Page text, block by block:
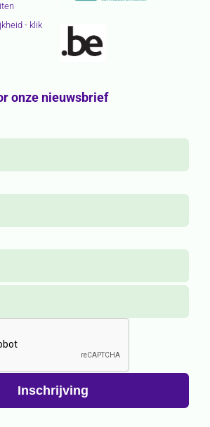
- klik
onze nieuwsbrief